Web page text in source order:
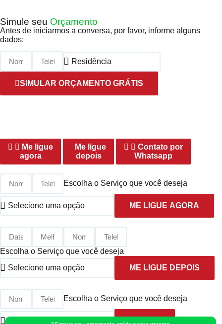
Simule seu Orçamento
Antes de iniciarmos a conversa, por favor, informe alguns
dados:
SIMULAR ORÇAMENTO GRÁTIS
Me ligue
agora
Me ligue
depois
Contato por
Whatsapp
Escolha o Serviço que você deseja
ME LIGUE AGORA
Escolha o Serviço que você deseja
ME LIGUE DEPOIS
Escolha o Serviço que você deseja